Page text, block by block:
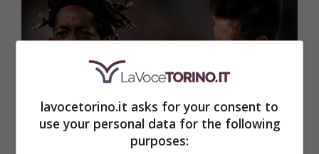
Esultanza della Juve dopo un gol (LaVoceTorino.it)
lavocetorino.it asks for your consent to
use your personal data for the following
purposes: